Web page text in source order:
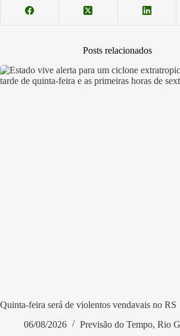
Posts relacionados
Quinta-feira será de violentos vendavais no RS
06/08/2026
Previsão do Tempo, Rio